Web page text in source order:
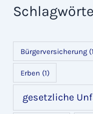
Bürgerversicherung
Erben (1)
gesetzliche